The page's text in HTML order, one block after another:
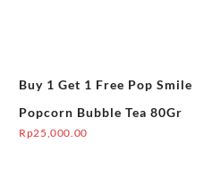
Buy 1 Get 1 Free Pop Smile
Popcorn Bubble Tea 80Gr
Rp25,000.00